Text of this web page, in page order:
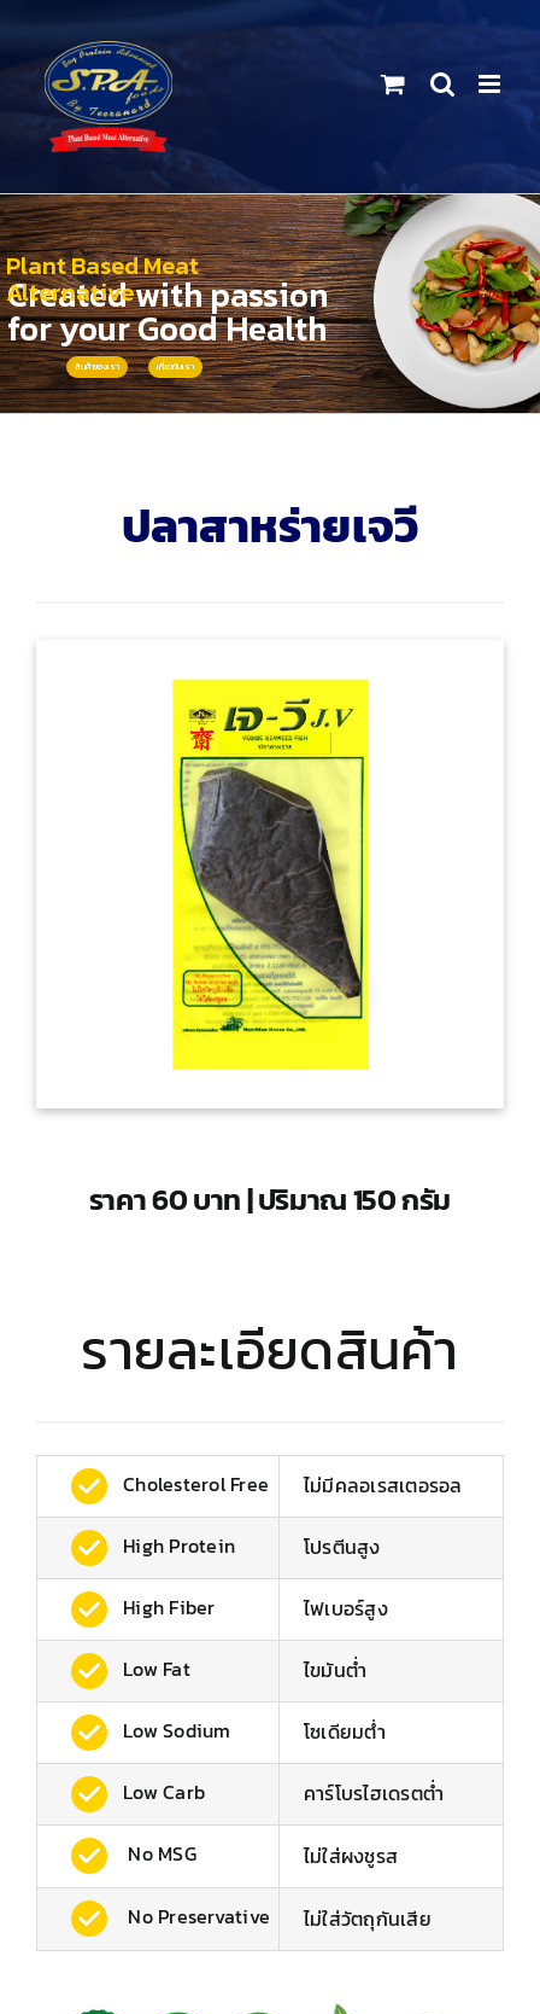
content
สินค้าของเรา เกี่ยวกับเรา
Plant Based Meat
Alternative
Created with passion
for your Good Health
ปลาสาหร่ายเจวี
ราคา 60 บาท | ปริมาณ 150 กรัม
รายละเอียดสินค้า
Cholesterol Free ไม่มีคลอเรสเตอรอล
High Protein โปรตีนสูง
High Fiber ไฟเบอร์สูง
Low Fat ไขมันต่ำ
Low Sodium โซเดียมต่ํา
Low Carb คาร์โบรไฮเดรตต่ำ
No MSG ไม่ใส่ผงชูรส
No Preservative ไม่ใส่วัตถุกันเสีย